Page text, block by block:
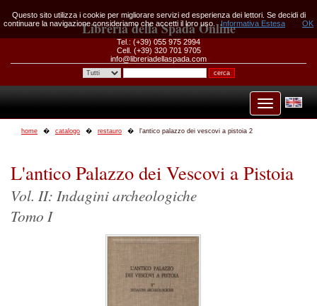
Libreria della Spada Online
Tel.: (+39) 055 975 2994
Cell. (+39) 320 701 9705
info@libreriadellaspada.com
home catalogo restauro l'antico palazzo dei vescovi a pistoia 2
L'antico Palazzo dei Vescovi a Pistoia
Vol. II: Indagini archeologiche
Tomo I
Questo sito utilizza i cookie per migliorare servizi ed esperienza dei lettori. Se decidi di
continuare la navigazione consideriamo che accetti il loro uso.
Informativa Estesa OK